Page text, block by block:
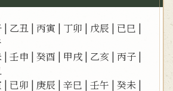
| 乙丑 |丙寅 | 丁卯 | 戊辰 | 已巳 |
|壬申 |癸酉 | 甲戌 | 乙亥 |丙子 |
| 已卯 | 庚辰 |辛巳 |壬午 |癸未 |